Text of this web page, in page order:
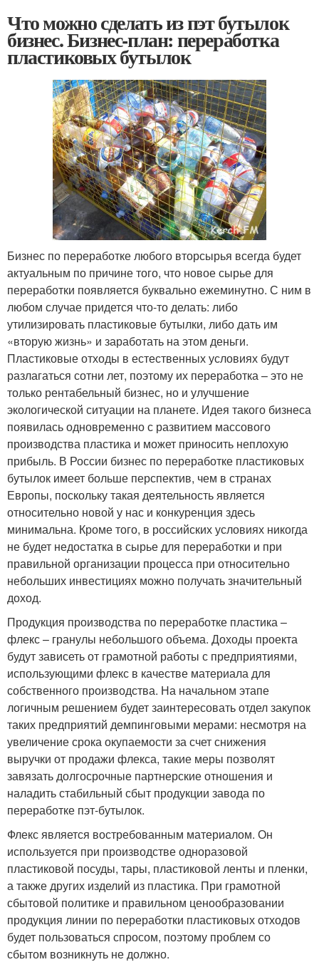
Что можно сделать из пэт бутылок
бизнес. Бизнес-план: переработка
пластиковых бутылок
Бизнес по переработке любого вторсырья всегда будет
актуальным по причине того, что новое сырье для
переработки появляется буквально ежеминутно. С ним в
любом случае придется что-то делать: либо
утилизировать пластиковые бутылки, либо дать им
«вторую жизнь» и заработать на этом деньги.
Пластиковые отходы в естественных условиях будут
разлагаться сотни лет, поэтому их переработка – это не
только рентабельный бизнес, но и улучшение
экологической ситуации на планете. Идея такого бизнеса
появилась одновременно с развитием массового
производства пластика и может приносить неплохую
прибыль. В России бизнес по переработке пластиковых
бутылок имеет больше перспектив, чем в странах
Европы, поскольку такая деятельность является
относительно новой у нас и конкуренция здесь
минимальна. Кроме того, в российских условиях никогда
не будет недостатка в сырье для переработки и при
правильной организации процесса при относительно
небольших инвестициях можно получать значительный
доход.
Продукция производства по переработке пластика –
флекс – гранулы небольшого объема. Доходы проекта
будут зависеть от грамотной работы с предприятиями,
использующими флекс в качестве материала для
собственного производства. На начальном этапе
логичным решением будет заинтересовать отдел закупок
таких предприятий демпинговыми мерами: несмотря на
увеличение срока окупаемости за счет снижения
выручки от продажи флекса, такие меры позволят
завязать долгосрочные партнерские отношения и
наладить стабильный сбыт продукции завода по
переработке пэт-бутылок.
Флекс является востребованным материалом. Он
используется при производстве одноразовой
пластиковой посуды, тары, пластиковой ленты и пленки,
а также других изделий из пластика. При грамотной
сбытовой политике и правильном ценообразовании
продукция линии по переработки пластиковых отходов
будет пользоваться спросом, поэтому проблем со
сбытом возникнуть не должно.